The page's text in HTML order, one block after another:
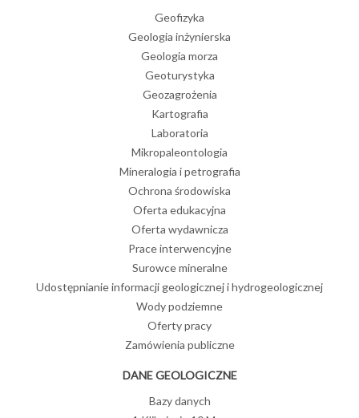
Geofizyka
Geologia inżynierska
Geologia morza
Geoturystyka
Geozagrożenia
Kartografia
Laboratoria
Mikropaleontologia
Mineralogia i petrografia
Ochrona środowiska
Oferta edukacyjna
Oferta wydawnicza
Prace interwencyjne
Surowce mineralne
Udostępnianie informacji geologicznej i hydrogeologicznej
Wody podziemne
Oferty pracy
Zamówienia publiczne
DANE GEOLOGICZNE
Bazy danych